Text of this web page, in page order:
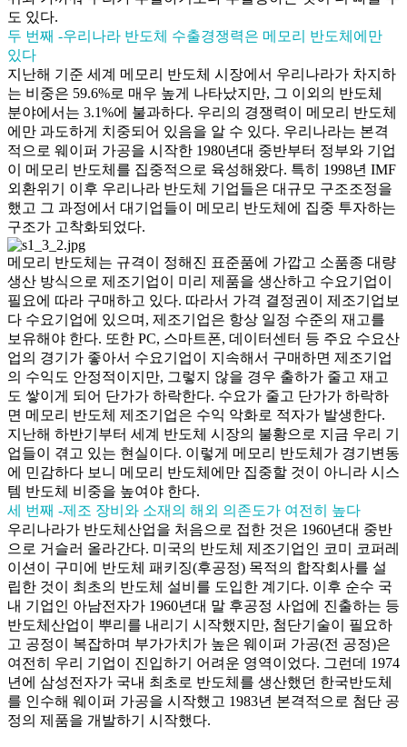
도 있다.
두 번째 -우리나라 반도체 수출경쟁력은 메모리 반도체에만
있다
지난해 기준 세계 메모리 반도체 시장에서 우리나라가 차지하
는 비중은 59.6%로 매우 높게 나타났지만, 그 이외의 반도체
분야에서는 3.1%에 불과하다. 우리의 경쟁력이 메모리 반도체
에만 과도하게 치중되어 있음을 알 수 있다. 우리나라는 본격
적으로 웨이퍼 가공을 시작한 1980년대 중반부터 정부와 기업
이 메모리 반도체를 집중적으로 육성해왔다. 특히 1998년 IMF
외환위기 이후 우리나라 반도체 기업들은 대규모 구조조정을
했고 그 과정에서 대기업들이 메모리 반도체에 집중 투자하는
구조가 고착화되었다.
메모리 반도체는 규격이 정해진 표준품에 가깝고 소품종 대량
생산 방식으로 제조기업이 미리 제품을 생산하고 수요기업이
필요에 따라 구매하고 있다. 따라서 가격 결정권이 제조기업보
다 수요기업에 있으며, 제조기업은 항상 일정 수준의 재고를
보유해야 한다. 또한 PC, 스마트폰, 데이터센터 등 주요 수요산
업의 경기가 좋아서 수요기업이 지속해서 구매하면 제조기업
의 수익도 안정적이지만, 그렇지 않을 경우 출하가 줄고 재고
도 쌓이게 되어 단가가 하락한다. 수요가 줄고 단가가 하락하
면 메모리 반도체 제조기업은 수익 악화로 적자가 발생한다.
지난해 하반기부터 세계 반도체 시장의 불황으로 지금 우리 기
업들이 겪고 있는 현실이다. 이렇게 메모리 반도체가 경기변동
에 민감하다 보니 메모리 반도체에만 집중할 것이 아니라 시스
템 반도체 비중을 높여야 한다.
세 번째 -제조 장비와 소재의 해외 의존도가 여전히 높다
우리나라가 반도체산업을 처음으로 접한 것은 1960년대 중반
으로 거슬러 올라간다. 미국의 반도체 제조기업인 코미 코퍼레
이션이 구미에 반도체 패키징(후공정) 목적의 합작회사를 설
립한 것이 최초의 반도체 설비를 도입한 계기다. 이후 순수 국
내 기업인 아남전자가 1960년대 말 후공정 사업에 진출하는 등
반도체산업이 뿌리를 내리기 시작했지만, 첨단기술이 필요하
고 공정이 복잡하며 부가가치가 높은 웨이퍼 가공(전 공정)은
여전히 우리 기업이 진입하기 어려운 영역이었다. 그런데 1974
년에 삼성전자가 국내 최초로 반도체를 생산했던 한국반도체
를 인수해 웨이퍼 가공을 시작했고 1983년 본격적으로 첨단 공
정의 제품을 개발하기 시작했다.